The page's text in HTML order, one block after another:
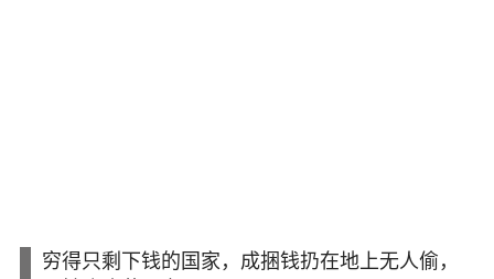
穷得只剩下钱的国家，成捆钱扔在地上无人偷，